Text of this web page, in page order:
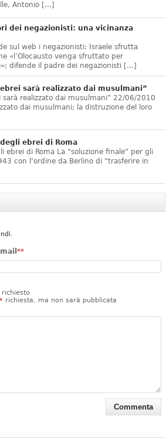
Antonio […]
dei negazionisti: una vicinanza
sul web i negazionisti: Israele sfrutta
«l’Olocausto venga sfruttato per
difende il padre dei negazionisti […]
sarà realizzato dai musulmani”
sarà realizzato dai musulmani” 22/06/2010
dai musulmani; la distruzione del loro
ebrei di Roma
di Roma La “soluzione finale” per gli
con l’ordine da Berlino di “trasferire in
**
richiesto
richiesta, ma non sarà pubblicata